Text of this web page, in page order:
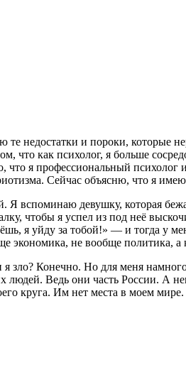
недостатки и пороки, которые
как психолог, я больше
я профессиональный психолог
Сейчас объясню, что я
Я вспоминаю девушку, которая
чтобы я успел из под неё
я уйду за тобой!» — и тогда у
экономика, не вообще политика,
Конечно. Но для меня
Ведь они часть России. А
круга. Им нет места в моем